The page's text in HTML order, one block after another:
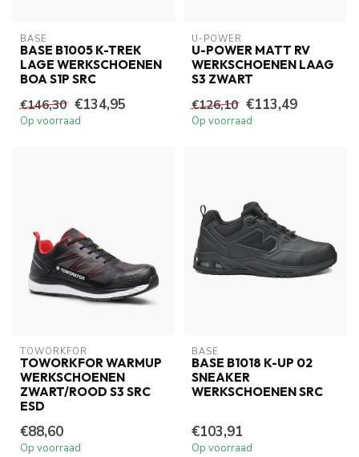
BASE
BASE B1005 K-TREK
LAGE WERKSCHOENEN
BOA S1P SRC
€146,30 €134,95
Op voorraad
U-POWER
U-POWER MATT RV
WERKSCHOENEN LAAG
S3 ZWART
€126,10 €113,49
Op voorraad
TOWORKFOR
TOWORKFOR WARMUP
WERKSCHOENEN
ZWART/ROOD S3 SRC
ESD
€88,60
Op voorraad
BASE
BASE B1018 K-UP 02
SNEAKER
WERKSCHOENEN SRC
€103,91
Op voorraad